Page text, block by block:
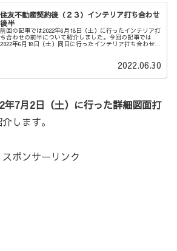
住友不動産契約後（２３）インテリア打ち合わせ
後半
前回の記事では2022年6月18日（土）に行ったインテリア打
ち合わせの前半について紹介しました。今回の記事では
2022年6月18日（土）同日に行ったインテリア打ち合わせの
2022.06.30
年7月2日（土）に行った詳細図面打
します。
スポンサーリンク